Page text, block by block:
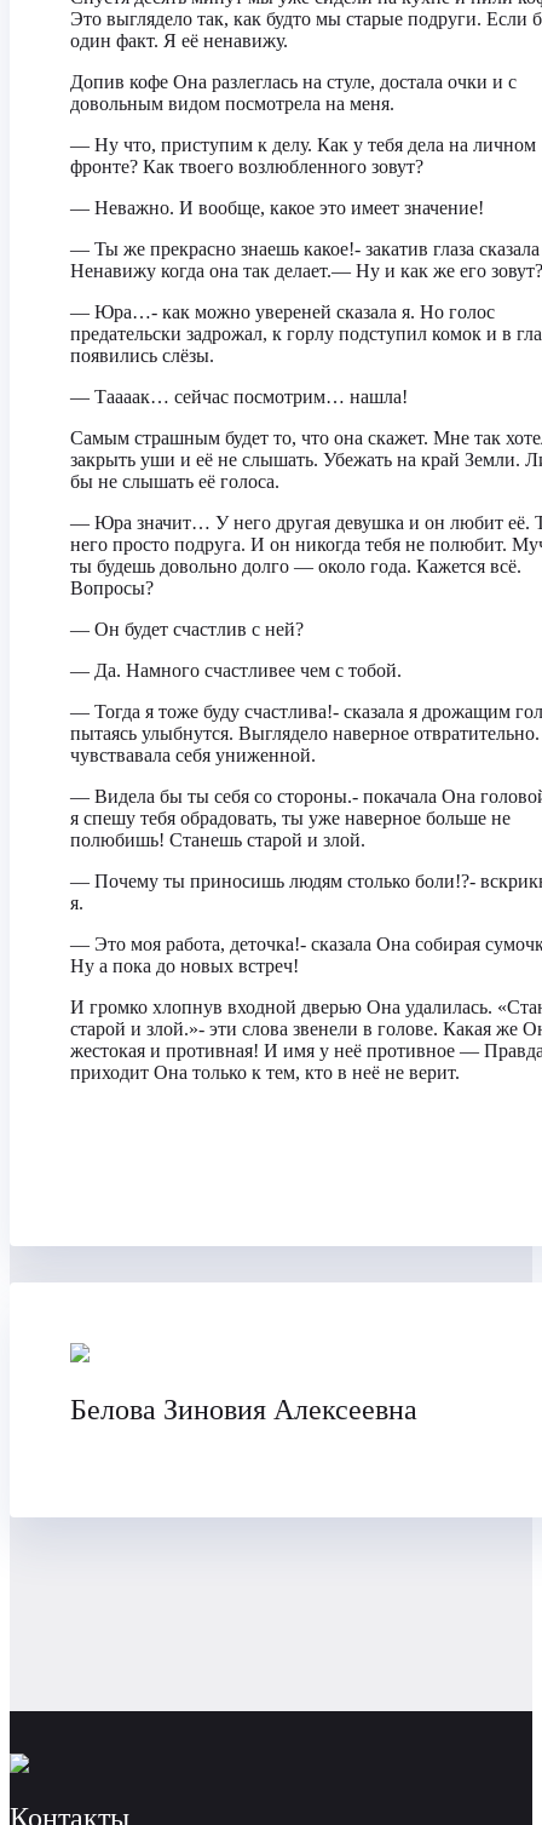
Это выглядело так, как будто мы старые подруги. Если
один факт. Я её ненавижу.
Допив кофе Она разлеглась на стуле, достала очки и с
довольным видом посмотрела на меня.
— Ну что, приступим к делу. Как у тебя дела на личном
фронте? Как твоего возлюбленного зовут?
— Неважно. И вообще, какое это имеет значение!
— Ты же прекрасно знаешь какое!- закатив глаза
Ненавижу когда она так делает.— Ну и как же его зовут?
— Юра…- как можно увереней сказала я. Но голос
предательски задрожал, к горлу подступил комок и в
появились слёзы.
— Таааак… сейчас посмотрим… нашла!
Самым страшным будет то, что она скажет. Мне так
закрыть уши и её не слышать. Убежать на край Земли.
бы не слышать её голоса.
— Юра значит… У него другая девушка и он любит её.
него просто подруга. И он никогда тебя не полюбит.
ты будешь довольно долго — около года. Кажется всё.
Вопросы?
— Он будет счастлив с ней?
— Да. Намного счастливее чем с тобой.
— Тогда я тоже буду счастлива!- сказала я дрожащим
пытаясь улыбнутся. Выглядело наверное
чувствавала себя униженной.
— Видела бы ты себя со стороны.- покачала Она
я спешу тебя обрадовать, ты уже наверное больше не
полюбишь! Станешь старой и злой.
— Почему ты приносишь людям столько боли!?-
я.
— Это моя работа, деточка!- сказала Она собирая
Ну а пока до новых встреч!
И громко хлопнув входной дверью Она удалилась.
старой и злой.»- эти слова звенели в голове. Какая же
жестокая и противная! И имя у неё противное —
приходит Она только к тем, кто в неё не верит.
Белова Зиновия Алексеевна
Контакты